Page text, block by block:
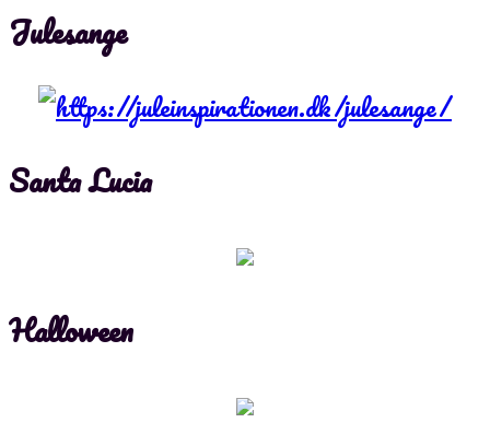
Julesange
Santa Lucia
Halloween